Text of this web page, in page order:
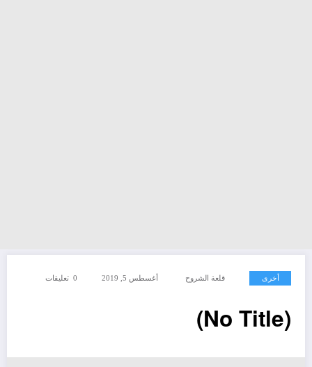
أخرى قلعة الشروح أغسطس 5, 2019 0 تعليقات
(No Title)